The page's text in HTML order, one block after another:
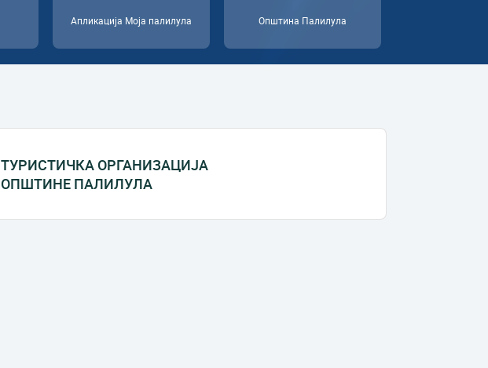
Апликација Моја палилула Општина Палилула
ТУРИСТИЧКА ОРГАНИЗАЦИЈА
ОПШТИНЕ ПАЛИЛУЛА